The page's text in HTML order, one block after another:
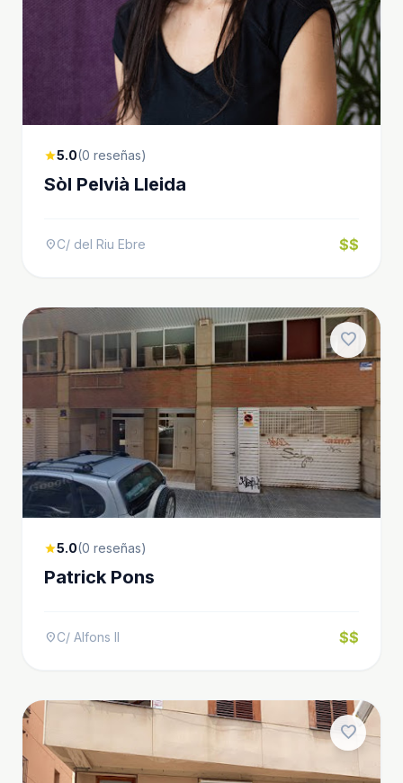
star5.0(0 reseñas)
Sòl Pelvià Lleida
location_onC/ del Riu Ebre $$
favorite
star5.0(0 reseñas)
Patrick Pons
location_onC/ Alfons II $$
favorite